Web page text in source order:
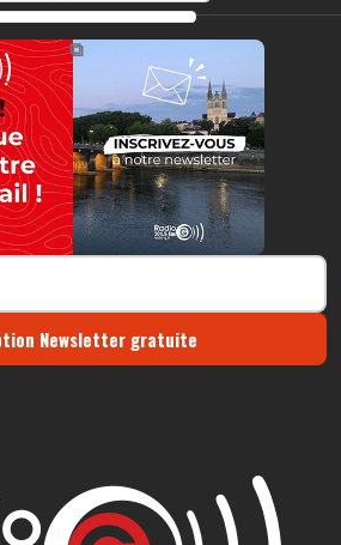
https://radio-g.fr?19304
⧉
Newsletter gratuite